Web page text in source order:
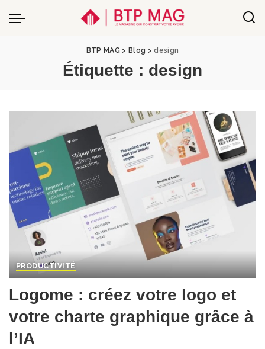
BTP MAG > Blog >design
Étiquette : design
PRODUCTIVITÉ
Logome : créez votre logo et
votre charte graphique grâce à
l’IA